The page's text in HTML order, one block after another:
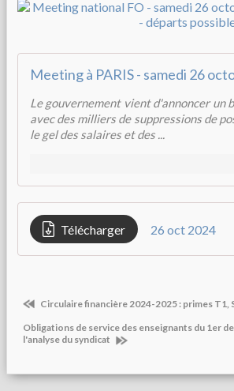
Le gouvernement vient d'annoncer
avec des milliers de suppressions de
le gel des salaires et des ...
Télécharger 26 oct 2024
Circulaire financière 2024-2025 : primes
Obligations de service des enseignants du 1er
l'analyse du syndicat